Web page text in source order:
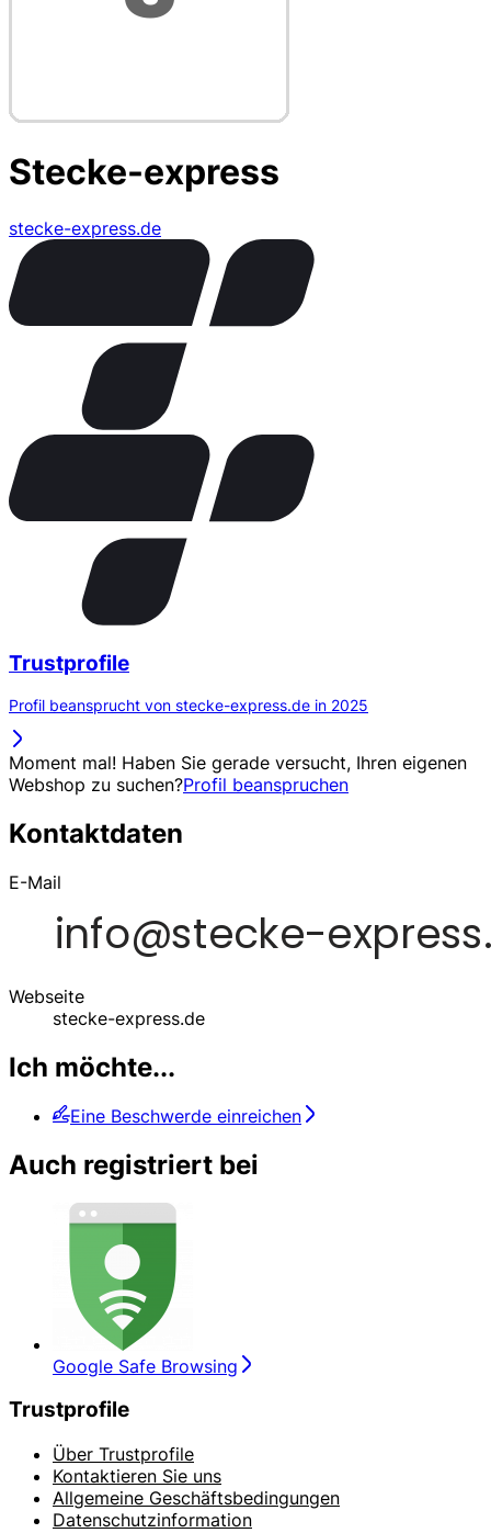
Stecke-express
stecke-express.de
Trustprofile
Profil beansprucht von stecke-express.de in 2025
Moment mal! Haben Sie gerade versucht, Ihren eigenen
Webshop zu suchen?Profil beanspruchen
Kontaktdaten
E-Mail
Webseite
stecke-express.de
Ich möchte...
Eine Beschwerde einreichen
Auch registriert bei
Google Safe Browsing
Trustprofile
Über Trustprofile
Kontaktieren Sie uns
Allgemeine Geschäftsbedingungen
Datenschutzinformation